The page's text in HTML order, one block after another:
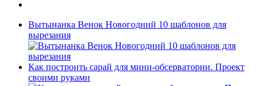
Вытынанка Венок Новогодний 10 шаблонов для
вырезания
Как построить сарай для мини-обсерватории. Проект
своими руками